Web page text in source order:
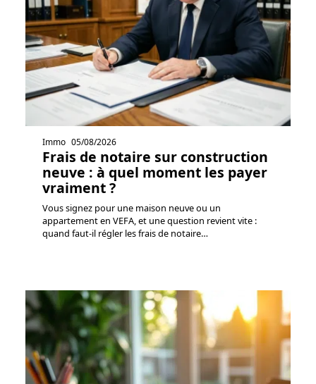
Immo 05/08/2026
Frais de notaire sur construction
neuve : à quel moment les payer
vraiment ?
Vous signez pour une maison neuve ou un
appartement en VEFA, et une question revient vite :
quand faut-il régler les frais de notaire…